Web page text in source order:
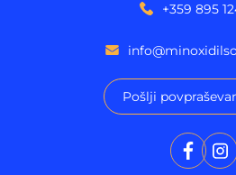
+359 895
Pošlji